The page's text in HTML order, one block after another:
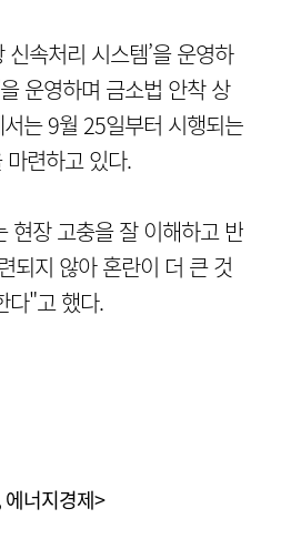
속처리 시스템’을 운영하
운영하며 금소법 안착 상
는 9월 25일부터 시행되는
련하고 있다.
현장 고충을 잘 이해하고 반
되지 않아 혼란이 더 큰 것
다"고 했다.
너지경제>